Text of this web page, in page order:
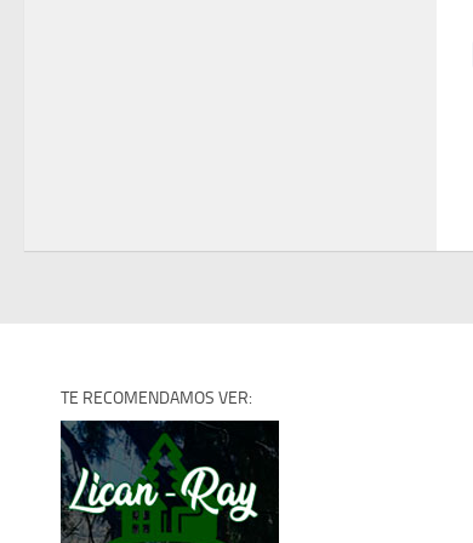
TE RECOMENDAMOS VER: